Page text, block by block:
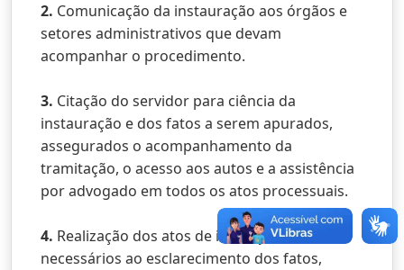
2. Comunicação da instauração aos órgãos e
setores administrativos que devam
acompanhar o procedimento.
3. Citação do servidor para ciência da
instauração e dos fatos a serem apurados,
assegurados o acompanhamento da
tramitação, o acesso aos autos e a assistência
por advogado em todos os atos processuais.
4. Realização dos atos de instrução
necessários ao esclarecimento dos fatos,